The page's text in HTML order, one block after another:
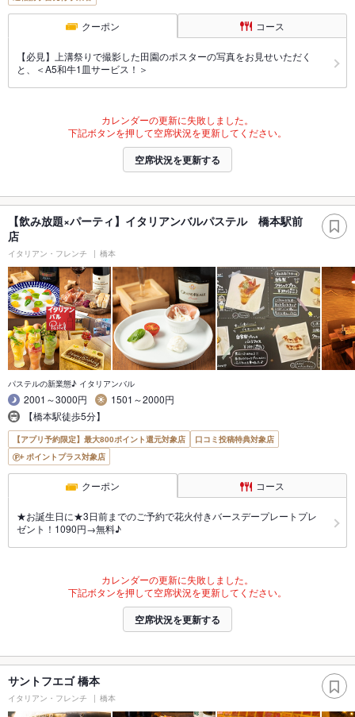
クーポン コース
【必見】上溝祭りで撮影した田園のポスターの写真をお見せいただく
と、＜A5和牛1皿サービス！＞
カレンダーの更新に失敗しました。
下記ボタンを押して空席状況を更新してください。
空席状況を更新する
【飲み放題×パーティ】イタリアンバルパステル 橋本駅前
店
イタリアン・フレンチ 橋本
パステルの新業態♪ イタリアンバル
2001～3000円
1501～2000円
【橋本駅徒歩5分】
【アプリ予約限定】最大800ポイント還元対象店
口コミ投稿特典対象店
ポイントプラス対象店
クーポン コース
★お誕生日に★3日前までのご予約で花火付きバースデープレートプレ
ゼント！1090円→無料♪
カレンダーの更新に失敗しました。
下記ボタンを押して空席状況を更新してください。
空席状況を更新する
サントフエゴ 橋本
イタリアン・フレンチ 橋本